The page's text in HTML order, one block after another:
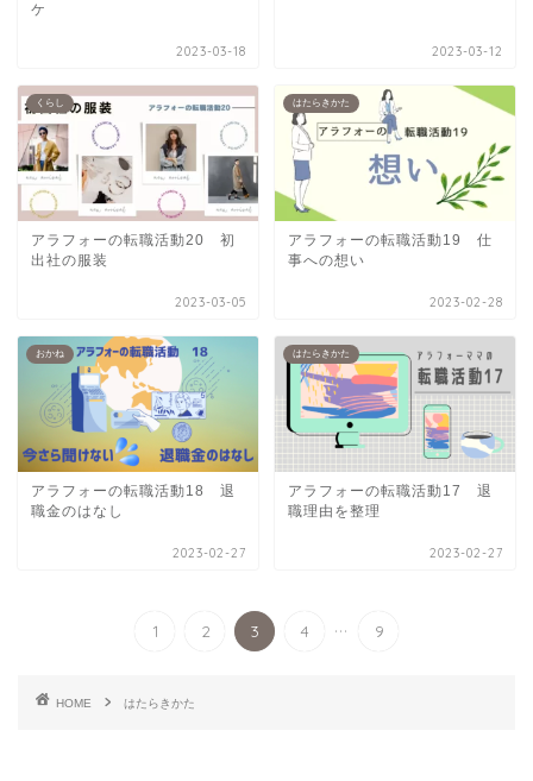
ケ
2023-03-18 2023-03-12
くらし
アラフォーの転職活動20 初
出社の服装
2023-03-05
はたらきかた
アラフォーの転職活動19 仕
事への想い
2023-02-28
おかね
アラフォーの転職活動18 退
職金のはなし
2023-02-27
はたらきかた
アラフォーの転職活動17 退
職理由を整理
2023-02-27
1 2 3 4 ... 9
HOME はたらきかた